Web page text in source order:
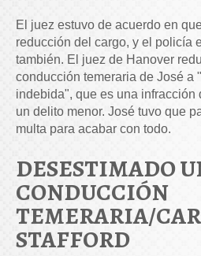
El juez estuvo de acuerdo en
reducción del cargo, y el policía
también. El juez de Hanover
conducción temeraria de José a
indebida", que es una infracción
un delito menor. José tuvo que
multa para acabar con todo.
DESESTIMADO
CONDUCCIÓN
TEMERARIA/
STAFFORD